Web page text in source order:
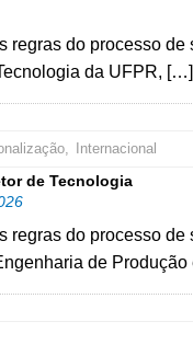
regras do processo
da UFPR, […]
, Internacional
de Tecnologia
regras do processo
de